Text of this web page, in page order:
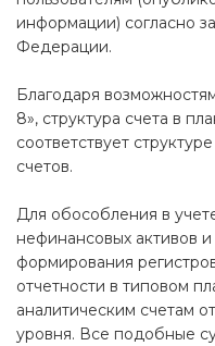
информации) согласно
Федерации.
Благодаря
8», структура счета в
соответствует
счетов.
Для обособления в
нефинансовых активов
формирования
отчетности в типовом
аналитическим счетам
уровня. Все подобные